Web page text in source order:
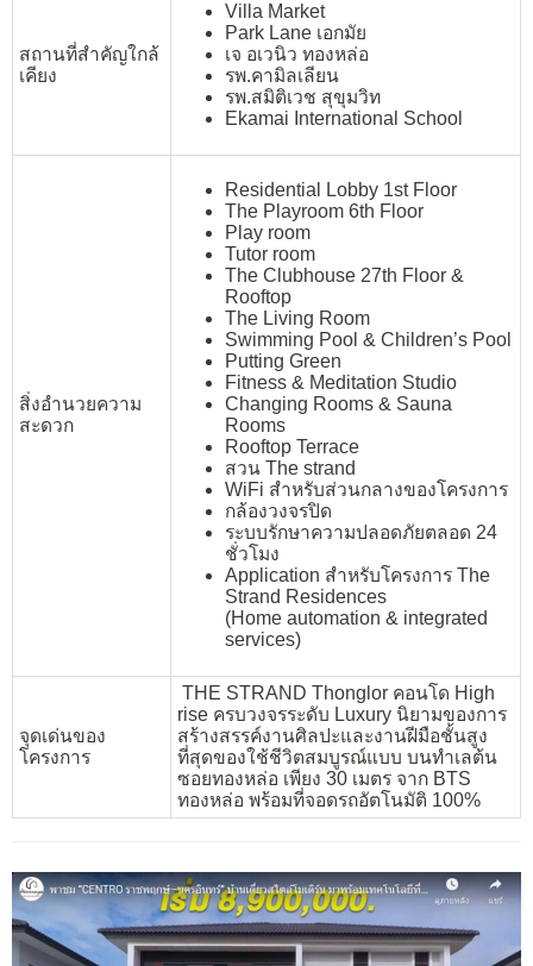
สถานที่สำคัญใกล้
เคียง
Villa Market
Park Lane เอกมัย
เจ อเวนิว ทองหล่อ
รพ.คามิลเลียน
รพ.สมิติเวช สุขุมวิท
Ekamai International School
สิ่งอำนวยความ
สะดวก
Residential Lobby 1st Floor
The Playroom 6th Floor
Play room
Tutor room
The Clubhouse 27th Floor &
Rooftop
The Living Room
Swimming Pool & Children’s Pool
Putting Green
Fitness & Meditation Studio
Changing Rooms & Sauna
Rooms
Rooftop Terrace
สวน The strand
WiFi สำหรับส่วนกลางของโครงการ
กล้องวงจรปิด
ระบบรักษาความปลอดภัยตลอด 24
ชั่วโมง
Application สำหรับโครงการ The
Strand Residences
(Home automation & integrated
services)
จุดเด่นของ
โครงการ
THE STRAND Thonglor คอนโด High
rise ครบวงจรระดับ Luxury นิยามของการ
สร้างสรรค์งานศิลปะและงานฝีมือชั้นสูง
ที่สุดของใช้ชีวิตสมบูรณ์แบบ บนทำเลต้น
ซอยทองหล่อ เพียง 30 เมตร จาก BTS
ทองหล่อ พร้อมที่จอดรถอัตโนมัติ 100%